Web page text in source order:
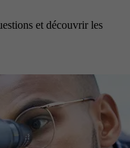
et découvrir les